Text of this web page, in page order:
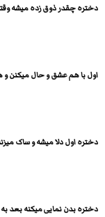
دختره چقدر ذوق زده میشه
اول با هم عشق و حال میکنن و
دختره اول دلا میشه و ساک
دختره بدن نمایی میکنه بعد